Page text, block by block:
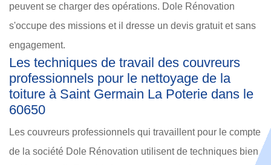
peuvent se charger des opérations. Dole Rénovation
s'occupe des missions et il dresse un devis gratuit et sans
engagement.
Les techniques de travail des couvreurs
professionnels pour le nettoyage de la
toiture à Saint Germain La Poterie dans le
60650
Les couvreurs professionnels qui travaillent pour le compte
de la société Dole Rénovation utilisent de techniques bien